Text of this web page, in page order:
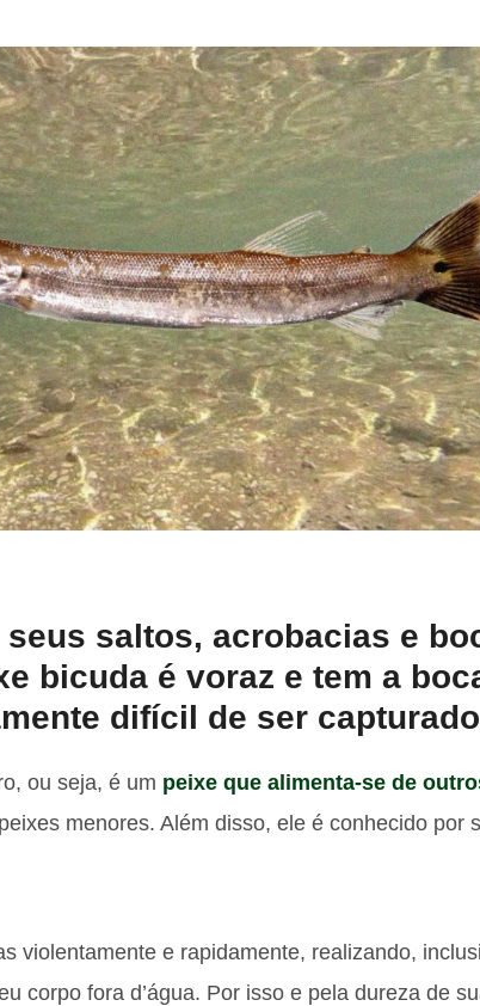
saltos, acrobacias e
bicuda é voraz e tem a
difícil de ser
ou seja, é um peixe que alimenta-se de
menores. Além disso, ele é conhecido por
violentamente e rapidamente, realizando,
corpo fora d’água. Por isso e pela dureza de